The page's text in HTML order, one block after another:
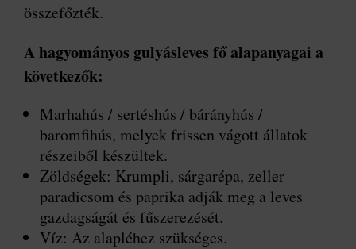
összefőzték.
A hagyományos gulyásleves fő alapanyagai a
következők:
Marhahús / sertéshús / bárányhús /
baromfihús, melyek frissen vágott állatok
részeiből készültek.
Zöldségek: Krumpli, sárgarépa, zeller
paradicsom és paprika adják meg a leves
gazdagságát és fűszerezését.
Víz: Az alapléhez szükséges.